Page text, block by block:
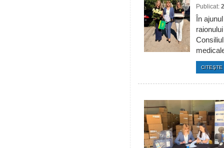
Publicat:
În
CITEŞTE